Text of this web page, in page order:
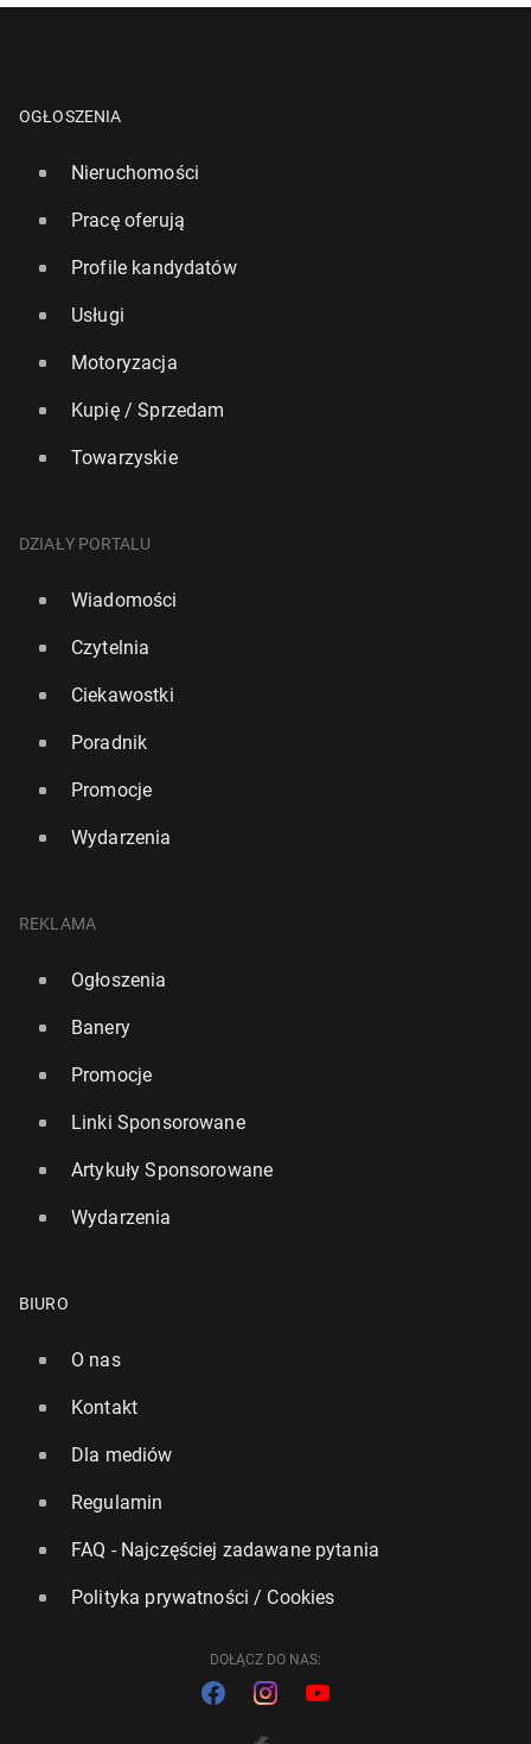
OGŁOSZENIA
Nieruchomości
Pracę oferują
Profile kandydatów
Usługi
Motoryzacja
Kupię / Sprzedam
Towarzyskie
DZIAŁY PORTALU
Wiadomości
Czytelnia
Ciekawostki
Poradnik
Promocje
Wydarzenia
REKLAMA
Ogłoszenia
Banery
Promocje
Linki Sponsorowane
Artykuły Sponsorowane
Wydarzenia
BIURO
O nas
Kontakt
Dla mediów
Regulamin
FAQ - Najczęściej zadawane pytania
Polityka prywatności / Cookies
DOŁĄCZ DO NAS: